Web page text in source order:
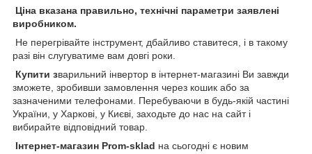
Ціна вказана правильно, технічні параметри заявлені
виробником.
Не перегрівайте інструмент, дбайливо ставитеся, і в такому
разі він слугуватиме вам довгі роки.
Купити зварильний інвертор в інтернет-магазині Ви завжди
зможете, зробивши замовлення через кошик або за
зазначеними телефонами. Перебуваючи в будь-якій частині
України, у Харкові, у Києві, заходьте до нас на сайт і
вибирайте відповідний товар.
Інтернет-магазин Prom-sklad на сьогодні є новим